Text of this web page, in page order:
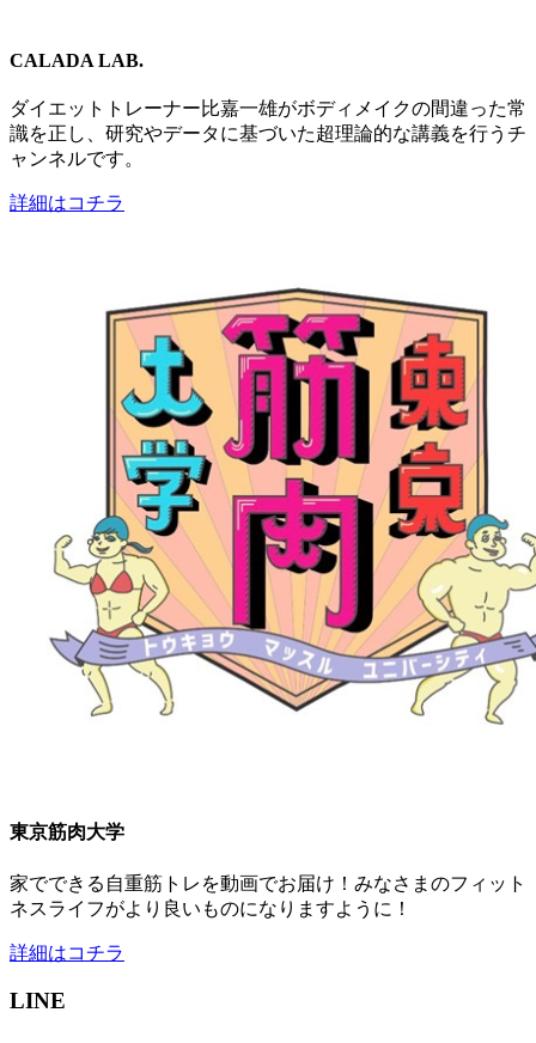
CALADA LAB.
ダイエットトレーナー比嘉一雄がボディメイクの間違った常
識を正し、研究やデータに基づいた超理論的な講義を行うチ
ャンネルです。
詳細はコチラ
東京筋肉大学
家でできる自重筋トレを動画でお届け！みなさまのフィット
ネスライフがより良いものになりますように！
詳細はコチラ
LINE